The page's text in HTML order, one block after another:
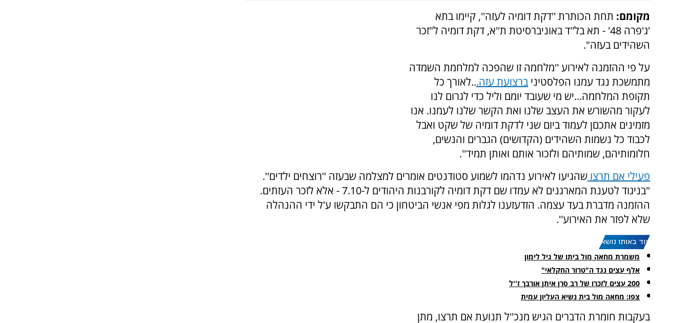
מקומם: תחת הכותרת ''דקת דומיה לעזה'', קיימו בתא
'ג'פרה 48' - תא בל''ד באוניברסיטת ת''א, דקת דומיה ל"זכר
השהידים בעזה".
על פי ההזמנה לאירוע ''מלחמה זו שהפכה למלחמת השמדה
מתמשכת נגד עמנו הפלסטיני ברצועת עזה...לאורך כל
תקופת המלחמה...יש מי שעובד יומם וליל כדי לגרום לנו
לעקור מהשורש את העצב שלנו ואת הקשר שלנו לעמנו. אנו
מזמינים אתכםן לעמוד ביום שני לדקת דומיה של שקט ואבל
לכבוד כל נשמות השהידים (הקדושים) הגברים והנשים,
חלומותיהם, שמותיהם ולזכור אותם ואותן תמיד''.
פעילי אם תרצו שהגיעו לאירוע נדהמו לשמוע סטודנטים אומרים למצלמה שבעזה ''רוצחים ילדים''.
"בניגוד לטענת המארגנים לא עמדו שם דקת דומיה לקורבנות היהודים ל-7.10 - אלא לזכר העזתים.
ההזמנה מדברת בעד עצמה. הזדעזענו לגלות מפי אנשי הביטחון כי הם התבקשו ע'ל ידי ההנהלה
שלא לפזר את האירוע''.
עוד באותו נושא:
משמרת מחאה מול ביתו של גיל לימון
אלף עצים נגד ה"טרור החקלאי"
200 עצים לזכרו של רב סרן איתן אורבך ז''ל
צפו: מחאה מול בית נשיא העליון עמית
בעקבות חומרת הדברים הגיש מנכ''ל תנועת אם תרצו, מתן